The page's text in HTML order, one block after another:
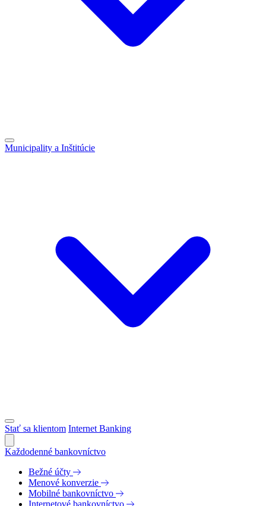
Municipality a Inštitúcie
Stať sa klientom Internet Banking
Každodenné bankovníctvo
Bežné účty
Menové konverzie
Mobilné bankovníctvo
Internetové bankovníctvo